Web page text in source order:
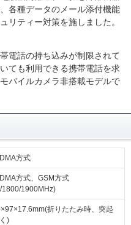
各種データのメール添付機能
リティー対策を施しました。
電話の持ち込みが制限されて
ても利用できる携帯電話を求
バイルカメラ非搭載モデルで
方式
方式、GSM方式
1800/1900MHz)
折りたたみ時、突起
)